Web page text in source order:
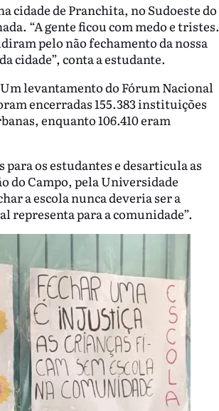
cidade de Pranchita, no Sudoeste do
“A gente ficou com medo e tristes.
pelo não fechamento da nossa
cidade”, conta a estudante.
levantamento do Fórum Nacional
encerradas 155.383 instituições
enquanto 106.410 eram
os estudantes e desarticula as
do Campo, pela Universidade
a escola nunca deveria ser a
representa para a comunidade”.